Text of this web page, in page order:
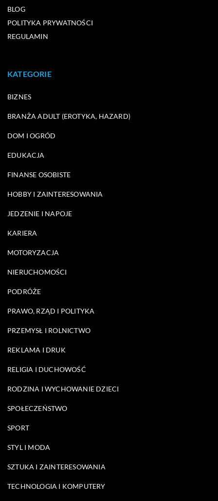
BLOG
POLITYKA PRYWATNOŚCI
REGULAMIN
KATEGORIE
BIZNES
BRANŻA ADULT (EROTYKA, HAZARD)
DOM I OGRÓD
EDUKACJA
FINANSE OSOBISTE
HOBBY I ZAINTERESOWANIA
JEDZENIE I NAPOJE
KARIERA
MOTORYZACJA
NIERUCHOMOŚCI
PODRÓŻE
PRAWO, RZĄD I POLITYKA
PRZEMYSŁ I ROLNICTWO
REKLAMA I DRUK
RELIGIA I DUCHOWOŚĆ
RODZINA I WYCHOWANIE DZIECI
SPOŁECZEŃSTWO
SPORT
STYL I MODA
SZTUKA I ZAINTERESOWANIA
TECHNOLOGIA I KOMPUTERY